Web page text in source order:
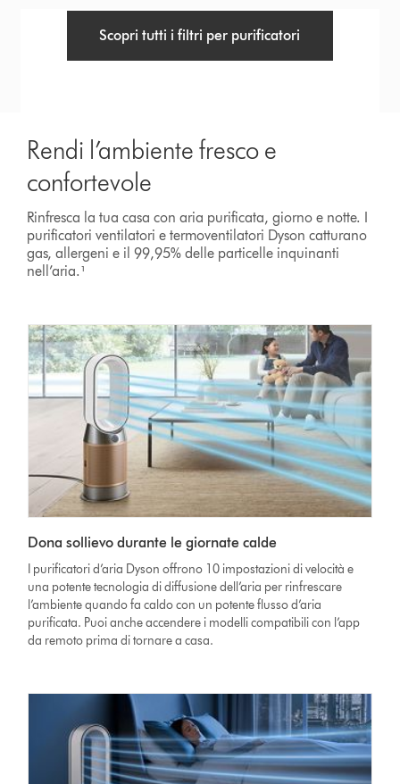
Scopri tutti i filtri per purificatori
Rendi l’ambiente fresco e
confortevole
Rinfresca la tua casa con aria purificata, giorno e notte. I
purificatori ventilatori e termoventilatori Dyson catturano
gas, allergeni e il 99,95% delle particelle inquinanti
nell’aria.¹
Dona sollievo durante le giornate calde
I purificatori d’aria Dyson offrono 10 impostazioni di velocità e
una potente tecnologia di diffusione dell’aria per rinfrescare
l’ambiente quando fa caldo con un potente flusso d’aria
purificata. Puoi anche accendere i modelli compatibili con l’app
da remoto prima di tornare a casa.